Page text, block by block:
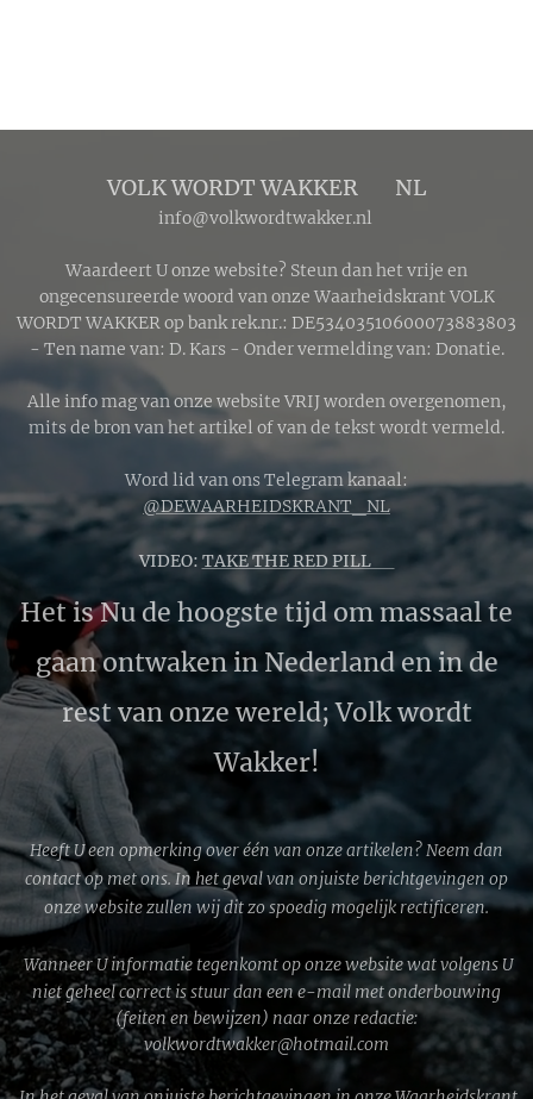
VOLK WORDT WAKKER 🔴 NL
info@volkwordtwakker.nl
Waardeert U onze website? Steun dan het vrije en
ongecensureerde woord van onze Waarheidskrant VOLK
WORDT WAKKER op bank rek.nr.: DE53403510600073883803
- Ten name van: D. Kars - Onder vermelding van: Donatie.
Alle info mag van onze website VRIJ worden overgenomen,
mits de bron van het artikel of van de tekst wordt vermeld.
Word lid van ons Telegram kanaal:
@DEWAARHEIDSKRANT_NL
VIDEO: TAKE THE RED PILL 🔴
Het is Nu de hoogste tijd om massaal te
gaan ontwaken in Nederland en in de
rest van onze wereld; Volk wordt
Wakker!
Heeft U een opmerking over één van onze artikelen? Neem dan
contact op met ons. In het geval van onjuiste berichtgevingen op
onze website zullen wij dit zo spoedig mogelijk rectificeren.
Wanneer U informatie tegenkomt op onze website wat volgens U
niet geheel correct is stuur dan een e-mail met onderbouwing
(feiten en bewijzen) naar onze redactie:
volkwordtwakker@hotmail.com